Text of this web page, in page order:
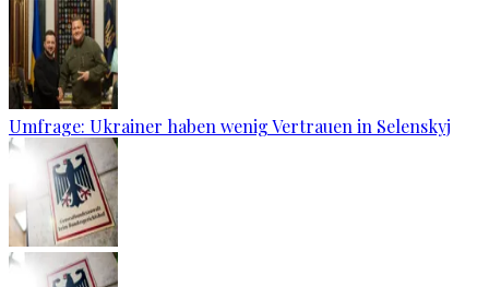
Umfrage: Ukrainer haben wenig Vertrauen in Selenskyj